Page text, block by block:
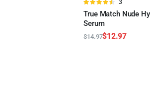
Valorado
en
4.33 de
5
3
True Match Nude
Serum
AÑADIR AL CARRITO
$14.97$12.97